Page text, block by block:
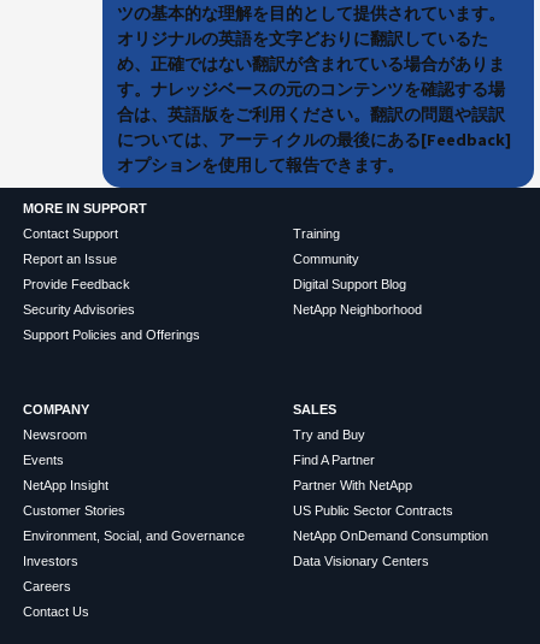
ツの基本的な理解を目的として提供されています。
オリジナルの英語を文字どおりに翻訳しているた
め、正確ではない翻訳が含まれている場合がありま
す。ナレッジベースの元のコンテンツを確認する場
合は、英語版をご利用ください。翻訳の問題や誤訳
については、アーティクルの最後にある[Feedback]
オプションを使用して報告できます。
MORE IN SUPPORT
Contact Support
Report an Issue
Provide Feedback
Security Advisories
Support Policies and Offerings
Training
Community
Digital Support Blog
NetApp Neighborhood
COMPANY
Newsroom
Events
NetApp Insight
Customer Stories
Environment, Social, and Governance
Investors
Careers
Contact Us
SALES
Try and Buy
Find A Partner
Partner With NetApp
US Public Sector Contracts
NetApp OnDemand Consumption
Data Visionary Centers